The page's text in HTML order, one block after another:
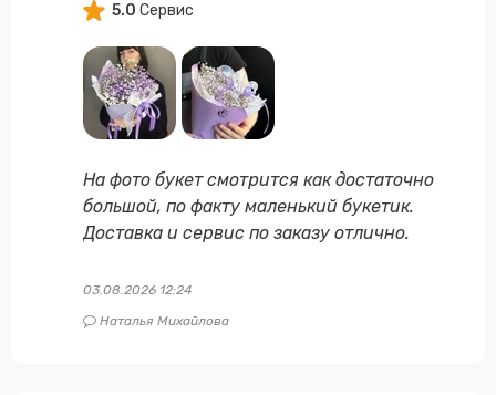
5.0 Сервис
На фото букет смотрится как достаточно
большой, по факту маленький букетик.
Доставка и сервис по заказу отлично.
03.08.2026 12:24
Наталья Михайлова